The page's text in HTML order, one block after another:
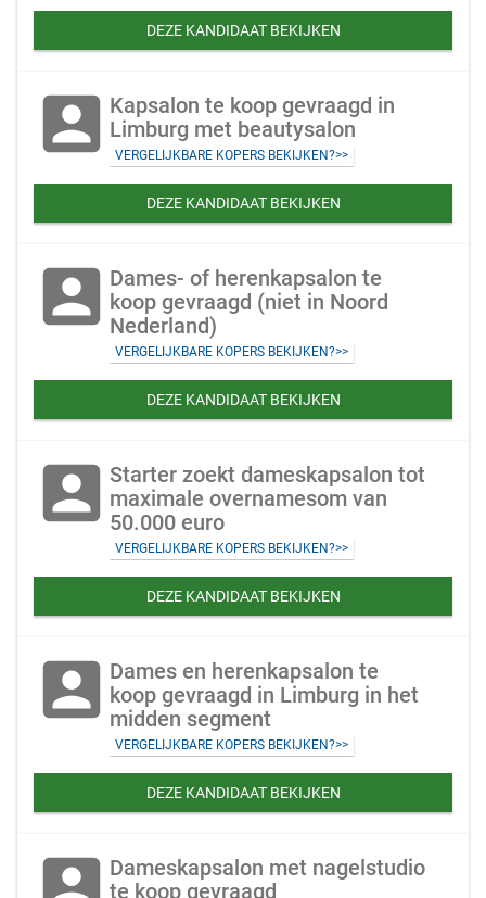
DEZE KANDIDAAT BEKIJKEN
account_box Kapsalon te koop gevraagd in
Limburg met beautysalon
VERGELIJKBARE KOPERS BEKIJKEN?>>
DEZE KANDIDAAT BEKIJKEN
account_box Dames- of herenkapsalon te
koop gevraagd (niet in Noord
Nederland)
VERGELIJKBARE KOPERS BEKIJKEN?>>
DEZE KANDIDAAT BEKIJKEN
account_box Starter zoekt dameskapsalon tot
maximale overnamesom van
50.000 euro
VERGELIJKBARE KOPERS BEKIJKEN?>>
DEZE KANDIDAAT BEKIJKEN
account_box Dames en herenkapsalon te
koop gevraagd in Limburg in het
midden segment
VERGELIJKBARE KOPERS BEKIJKEN?>>
DEZE KANDIDAAT BEKIJKEN
Dameskapsalon met nagelstudio
te koop gevraagd